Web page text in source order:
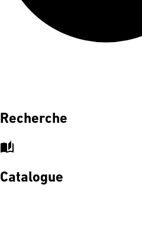
Recherche
auto_stories
Catalogue